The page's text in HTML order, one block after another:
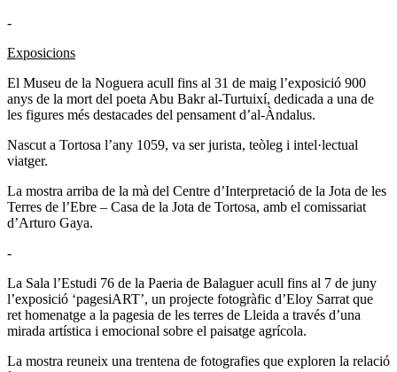
-
Exposicions
El Museu de la Noguera acull fins al 31 de maig l’exposició 900
anys de la mort del poeta Abu Bakr al-Turtuixí, dedicada a una de
les figures més destacades del pensament d’al-Àndalus.
Nascut a Tortosa l’any 1059, va ser jurista, teòleg i intel·lectual
viatger.
La mostra arriba de la mà del Centre d’Interpretació de la Jota de les
Terres de l’Ebre – Casa de la Jota de Tortosa, amb el comissariat
d’Arturo Gaya.
-
La Sala l’Estudi 76 de la Paeria de Balaguer acull fins al 7 de juny
l’exposició ‘pagesiART’, un projecte fotogràfic d’Eloy Sarrat que
ret homenatge a la pagesia de les terres de Lleida a través d’una
mirada artística i emocional sobre el paisatge agrícola.
La mostra reuneix una trentena de fotografies que exploren la relació